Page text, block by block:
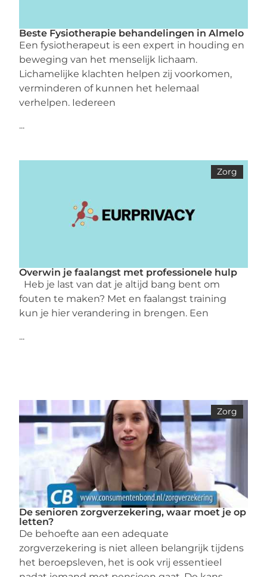
Beste Fysiotherapie behandelingen in Almelo
Een fysiotherapeut is een expert in houding en
beweging van het menselijk lichaam.
Lichamelijke klachten helpen zij voorkomen,
verminderen of kunnen het helemaal
verhelpen. Iedereen
...
Zorg
Overwin je faalangst met professionele hulp
Heb je last van dat je altijd bang bent om
fouten te maken? Met en faalangst training
kun je hier verandering in brengen. Een
...
Zorg
De senioren zorgverzekering, waar moet je op
letten?
De behoefte aan een adequate
zorgverzekering is niet alleen belangrijk tijdens
het beroepsleven, het is ook vrij essentieel